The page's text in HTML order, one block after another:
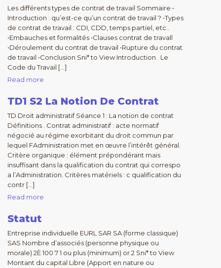
Les différents types de contrat de travail Sommaire •
Introduction : qu’est-ce qu’un contrat de travail ? •Types
de contrat de travail : CDI, CDD, temps partiel, etc..
•Embauches et formalités •Clauses contrat de travall
•Déroulement du contrat de travail •Rupture du contrat
de travail •Conclusion Sni* to View Introduction . Le
Code du Travail […]
Read more
TD1 S2 La Notion De Contrat
TD Droit administratif Séance 1 : La notion de contrat
Définitions . Contrat administratif : acte normatif
négocié au régime exorbitant du droit commun par
lequel FAdministration met en œuvre l’intérêt général.
Critère organique : élément prépondérant mais
insuffisant dans la qualification du contrat qui correspo
a l’Administration. Critères matériels : c qualification du
contr […]
Read more
Statut
Entreprise individuelle EURL SAR SA (forme classique)
SAS Nombre d’associés (personne physique ou
morale) 2È 100 7 1 ou plus (minimum) or 2 Sni* to View
Montant du capital Libre (Apport en nature ou